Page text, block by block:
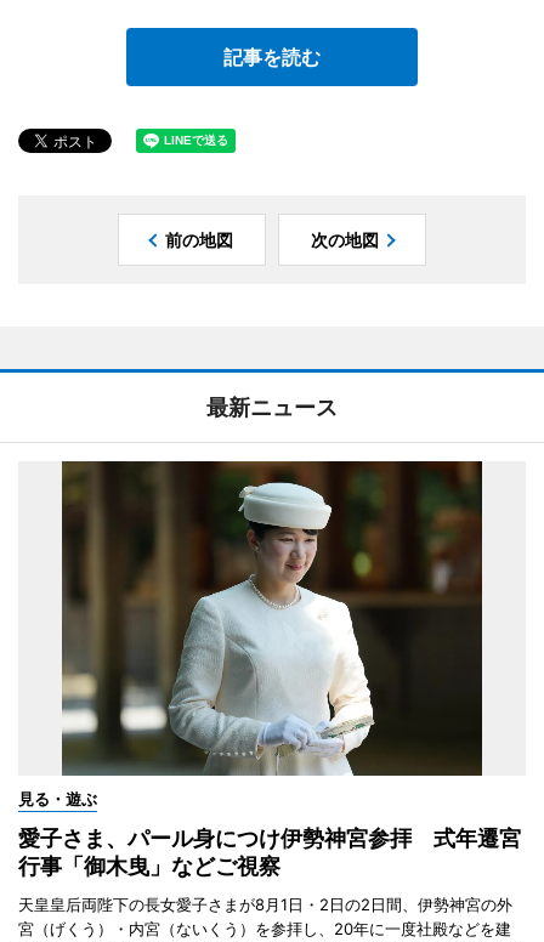
記事を読む
前の地図 次の地図
最新ニュース
見る・遊ぶ
愛子さま、パール身につけ伊勢神宮参拝 式年遷宮
行事「御木曳」などご視察
天皇皇后両陛下の長女愛子さまが8月1日・2日の2日間、伊勢神宮の外
宮（げくう）・内宮（ないくう）を参拝し、20年に一度社殿などを建